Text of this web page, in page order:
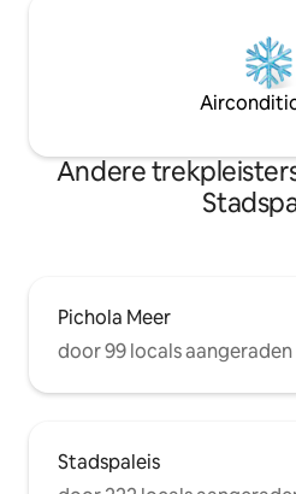
Andere
Pichola Meer
door 99 locals aangeraden
Stadspaleis